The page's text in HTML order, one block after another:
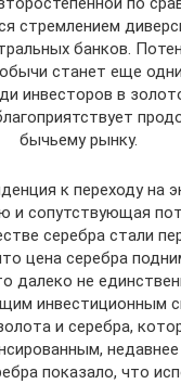
стремлением
банков.
станет еще
инвесторов в
бычьему рынку.
к переходу на
и сопутствующая
серебра стали
цена серебра
далеко не
инвестиционным
и серебра,
показало, что